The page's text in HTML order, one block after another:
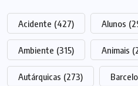
Acidente (427) Alunos
Ambiente (315) Animais
Autárquicas (273)